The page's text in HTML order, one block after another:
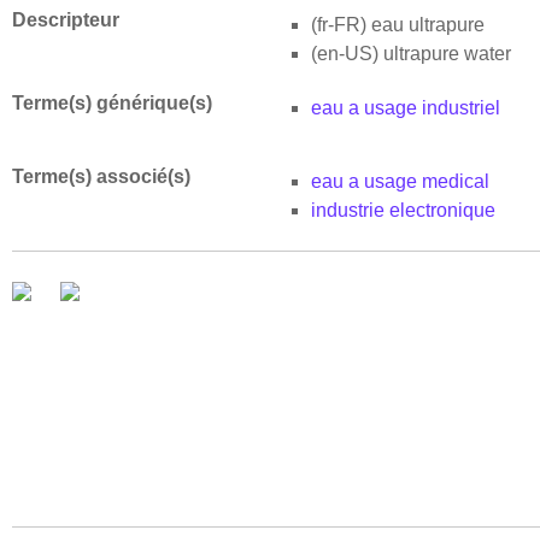
Descripteur (fr-FR) eau ultrapure
(en-US) ultrapure water
Terme(s) générique(s) eau a usage industriel
Terme(s) associé(s)
eau a usage medical
industrie electronique